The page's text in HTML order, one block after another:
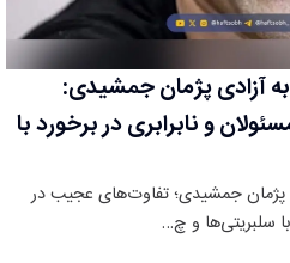
به آزادی پژمان جمشیدی:
و نابرابری در برخورد با
پژمان جمشیدی؛ تفاوت‌های عجیب در
با سلبریتی‌ها و چ…